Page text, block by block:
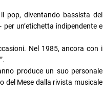
pop, diventando bassista dei
un’etichetta indipendente e
Nel 1985, ancora con i
produce un suo personale
del Mese dalla rivista musicale